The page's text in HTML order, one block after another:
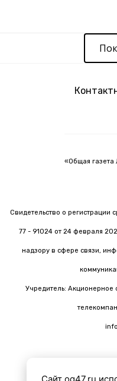
«Общая газета
Свидетельство о
77 - 91024 от 24 февраля
надзору в сфере связи,
Учредитель: Акционерное
Все материалы на